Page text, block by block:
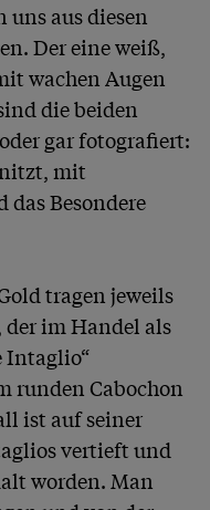
aus diesen
Der eine weiß,
wachen Augen
die beiden
gar fotografiert:
mit
Besondere
tragen jeweils
im Handel als
Intaglio“
runden Cabochon
ist auf seiner
vertieft und
worden. Man